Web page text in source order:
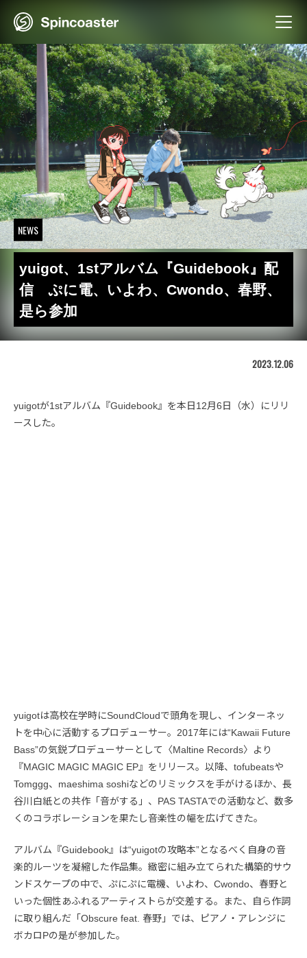
NEWS
yuigot、1stアルバム『Guidebook』配
信 ぷに電、いよわ、Cwondo、春野、
是ら参加
2023.12.06
yuigotが1stアルバム『Guidebook』を本日12月6日（水）にリリ
ースした。
yuigotは高校在学時にSoundCloudで頭角を現し、インターネッ
トを中心に活動するプロデューサー。2017年には“Kawaii Future
Bass”の気鋭プロデューサーとして〈Maltine Records〉より
『MAGIC MAGIC MAGIC EP』をリリース。以降、tofubeatsや
Tomggg、maeshima soshiなどのリミックスを手がけるほか、長
谷川白紙との共作「音がする」、PAS TASTAでの活動など、数多
くのコラボレーションを果たし音楽性の幅を広げてきた。
アルバム『Guidebook』は“yuigotの攻略本”となるべく自身の音
楽的ルーツを凝縮した作品集。緻密に組み立てられた構築的サウ
ンドスケープの中で、ぷにぷに電機、いよわ、Cwondo、春野と
いった個性あふれるアーティストらが交差する。また、自ら作詞
に取り組んだ「Obscure feat. 春野」では、ピアノ・アレンジに
ボカロPの是が参加した。